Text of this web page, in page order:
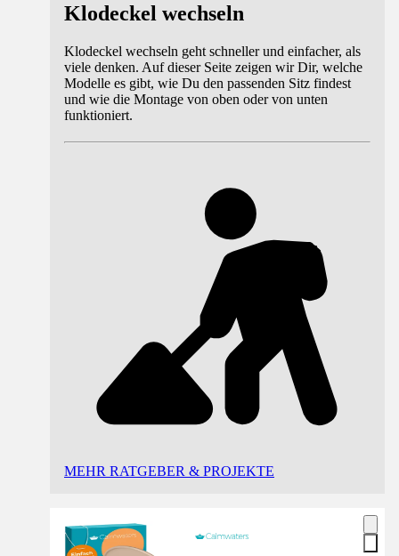
Klodeckel wechseln
Klodeckel wechseln geht schneller und einfacher, als
viele denken. Auf dieser Seite zeigen wir Dir, welche
Modelle es gibt, wie Du den passenden Sitz findest
und wie die Montage von oben oder von unten
funktioniert.
MEHR RATGEBER & PROJEKTE